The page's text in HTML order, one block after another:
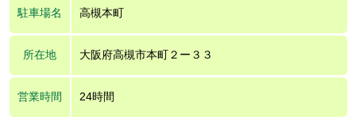
駐車場名 高槻本町
所在地 大阪府高槻市本町２ー３３
営業時間 24時間